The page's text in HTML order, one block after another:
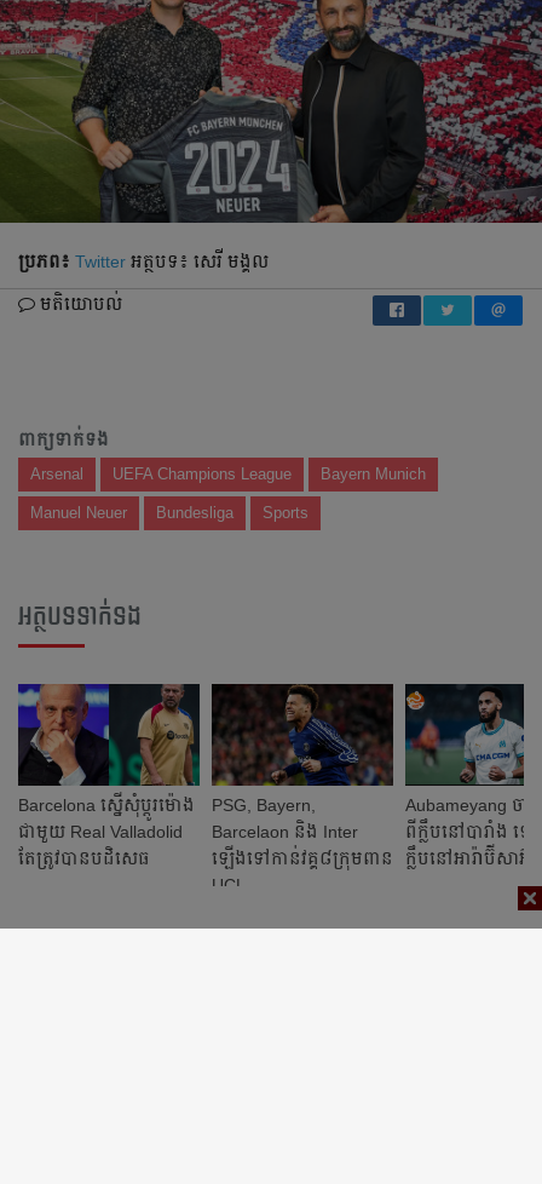
ប្រភព៖ Twitter អត្ថបទ៖ សេរី មង្គល
មតិយោបល់
ពាក្យទាក់ទង
Arsenal UEFA Champions League Bayern Munich
Manuel Neuer Bundesliga Sports
អត្ថបទទាក់ទង
Barcelona ស្នើ​សុំ​ប្ដូរ​ម៉ោង​
ជាមួយ Real Valladolid
តែ​ត្រូវ​បាន​បដិសេធ​
PSG, Bayern,
Barcelaon និង Inter
ឡើង​ទៅ​កាន់​​វគ្គ​៨​ក្រុម​ពាន
UCL
Aubameyang ចា
ពី​ក្លឹប​នៅ​បារាំង​ ទៅ​
ក្លឹប​នៅ​អារ៉ាប៊ីសាអ៊ូ